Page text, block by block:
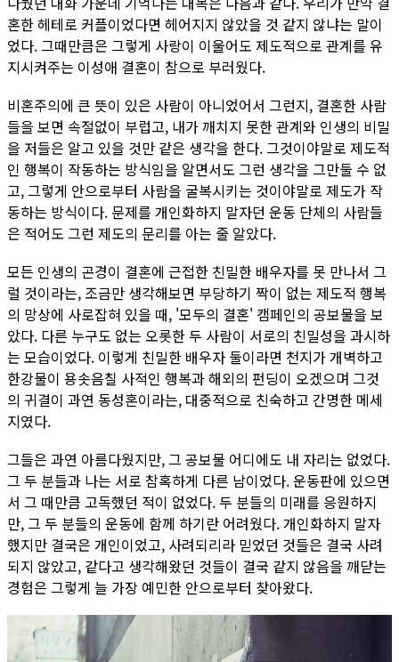
혼한 헤테로 커플이었다면 헤어지지 않았을 것 같지 않냐는 말이
었다. 그때만큼은 그렇게 사랑이 이울어도 제도적으로 관계를 유
지시켜주는 이성애 결혼이 참으로 부러웠다.
비혼주의에 큰 뜻이 있은 사람이 아니었어서 그런지, 결혼한 사람
들을 보면 속절없이 부럽고, 내가 깨치지 못한 관계와 인생의 비밀
을 저들은 알고 있을 것만 같은 생각을 한다. 그것이야말로 제도적
인 행복이 작동하는 방식임을 알면서도 그런 생각을 그만둘 수 없
고, 그렇게 안으로부터 사람을 굴복시키는 것이야말로 제도가 작
동하는 방식이다. 문제를 개인화하지 말자던 운동 단체의 사람들
은 적어도 그런 제도의 문리를 아는 줄 알았다.
모든 인생의 곤경이 결혼에 근접한 친밀한 배우자를 못 만나서 그
럴 것이라는, 조금만 생각해보면 부당하기 짝이 없는 제도적 행복
의 망상에 사로잡혀 있을 때, '모두의 결혼' 캠페인의 공보물을 보
았다. 다른 누구도 없는 오롯한 두 사람이 서로의 친밀성을 과시하
는 모습이었다. 이렇게 친밀한 배우자 둘이라면 천지가 개벽하고
한강물이 용솟음칠 사적인 행복과 해외의 펀딩이 오겠으며 그것
의 귀결이 과연 동성혼이라는, 대중적으로 친숙하고 간명한 메세
지였다.
그들은 과연 아름다웠지만, 그 공보물 어디에도 내 자리는 없었다.
그 두 분들과 나는 서로 참혹하게 다른 남이었다. 운동판에 있으면
서 그 때만큼 고독했던 적이 없었다. 두 분들의 미래를 응원하지
만, 그 두 분들의 운동에 함께 하기란 어려웠다. 개인화하지 말자
했지만 결국은 개인이었고, 사려되리라 믿었던 것들은 결국 사려
되지 않았고, 같다고 생각해왔던 것들이 결국 같지 않음을 깨닫는
경험은 그렇게 늘 가장 예민한 안으로부터 찾아왔다.